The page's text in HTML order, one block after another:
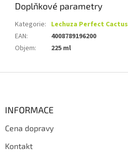
Doplňkové parametry
Kategorie: Lechuza Perfect Cactus
EAN:
4008789196200
Objem: 225 ml
INFORMACE
Cena dopravy
Kontakt